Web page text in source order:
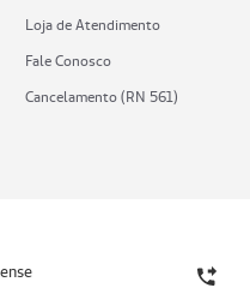
Loja de Atendimento
Fale Conosco
Cancelamento (RN 561)